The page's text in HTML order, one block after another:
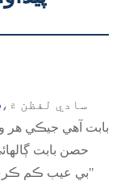
سادي لفظن ۾،
بابت آهي جيڪي هر
حصن بابت
"بي عيب ڪم ڪري